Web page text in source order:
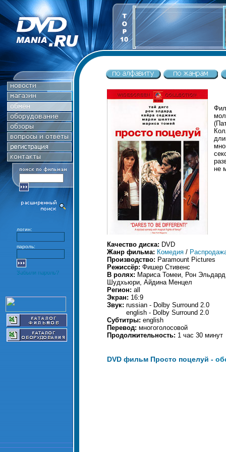
логин:
пароль:
Забыли пароль?
не
Качество диска: DVD
Жанр фильма: Комедия /
Производство: Paramount Pictures
Режиссёр: Фишер Стивенс
В ролях: Мариса Томеи, Рон
Шудхьюри, Айдина Менцел
Регион: all
Экран: 16:9
Звук: russian - Dolby Surround 2.0
english - Dolby Surround 2.0
Субтитры: english
Перевод: многоголосовой
Продолжительность: 1 час 30 минут
DVD фильм Просто поцелуй -